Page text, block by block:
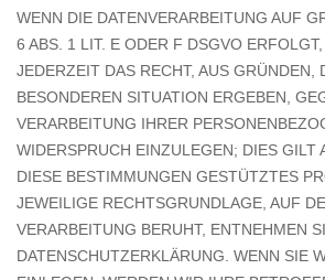
WENN DIE DATENVERARBEITUNG AUF
6 ABS. 1 LIT. E ODER F DSGVO
JEDERZEIT DAS RECHT, AUS GRÜNDEN,
BESONDEREN SITUATION ERGEBEN,
VERARBEITUNG IHRER
WIDERSPRUCH EINZULEGEN; DIES GILT
DIESE BESTIMMUNGEN GESTÜTZTES
JEWEILIGE RECHTSGRUNDLAGE, AUF
VERARBEITUNG BERUHT, ENTNEHMEN
DATENSCHUTZERKLÄRUNG. WENN SIE